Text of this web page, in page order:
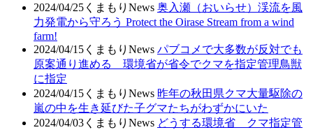
2024/04/25 くまもりNews 奥入瀬（おいらせ）渓流を風
力発電から守ろう Protect the Oirase Stream from a wind
farm!
2024/04/15 くまもりNews パブコメで大多数が反対でも
原案通り進める 環境省が省令でクマを指定管理鳥獣
に指定
2024/04/15 くまもりNews 昨年の秋田県クマ大量駆除の
嵐の中を生き延びた子グマたちがわずかにいた
2024/04/03 くまもりNews どうする環境省 クマ指定管